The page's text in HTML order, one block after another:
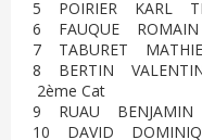
5 POIRIER KARL
6 FAUQUE ROMAIN
7 TABURET
8 BERTIN VALENTIN
2ème Cat
9 RUAU BENJAMIN
10 DAVID